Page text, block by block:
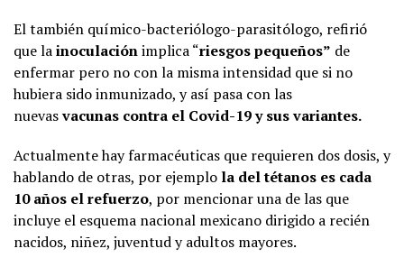
El también químico-bacteriólogo-parasitólogo, refirió
que lainoculaciónimplica “riesgos pequeños” de
enfermar pero no con la misma intensidad que si no
hubiera sido inmunizado, y así pasa con las
nuevasvacunas contra el Covid-19 y sus variantes.
Actualmente hay farmacéuticas que requieren dos dosis, y
hablando de otras, por ejemplo la del tétanos es cada
10 años el refuerzo, por mencionar una de las que
incluye el esquema nacional mexicano dirigido a recién
nacidos, niñez, juventud y adultos mayores.